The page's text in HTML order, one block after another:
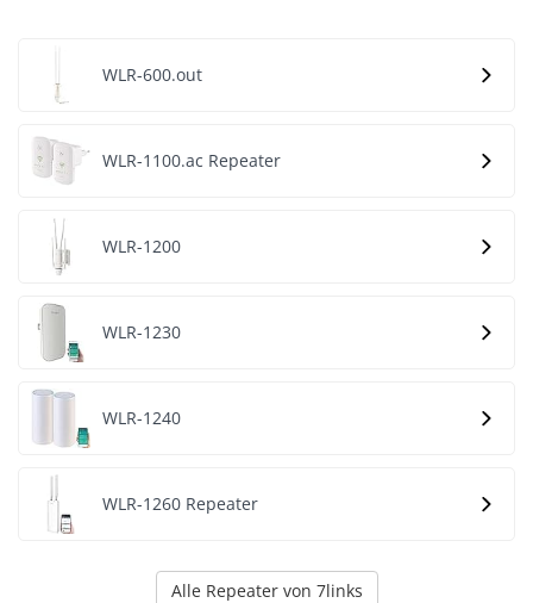
WLR-600.out
WLR-1100.ac Repeater
WLR-1200
WLR-1230
WLR-1240
WLR-1260 Repeater
Alle Repeater von 7links